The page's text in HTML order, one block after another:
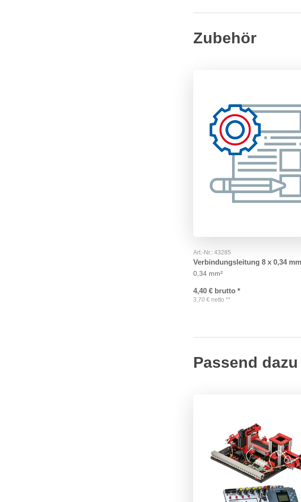
Zubehör
Art.-Nr.:43285
Verbindungsleitung 8 x 0,34
0,34 mm²
4,40 € brutto *
3,70 € netto **
Passend dazu